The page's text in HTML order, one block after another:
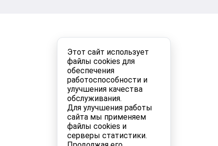
Этот сайт использует
файлы cookies для
обеспечения
работоспособности и
улучшения качества
обслуживания.
Для улучшения работы
сайта мы применяем
файлы cookies и
серверы статистики.